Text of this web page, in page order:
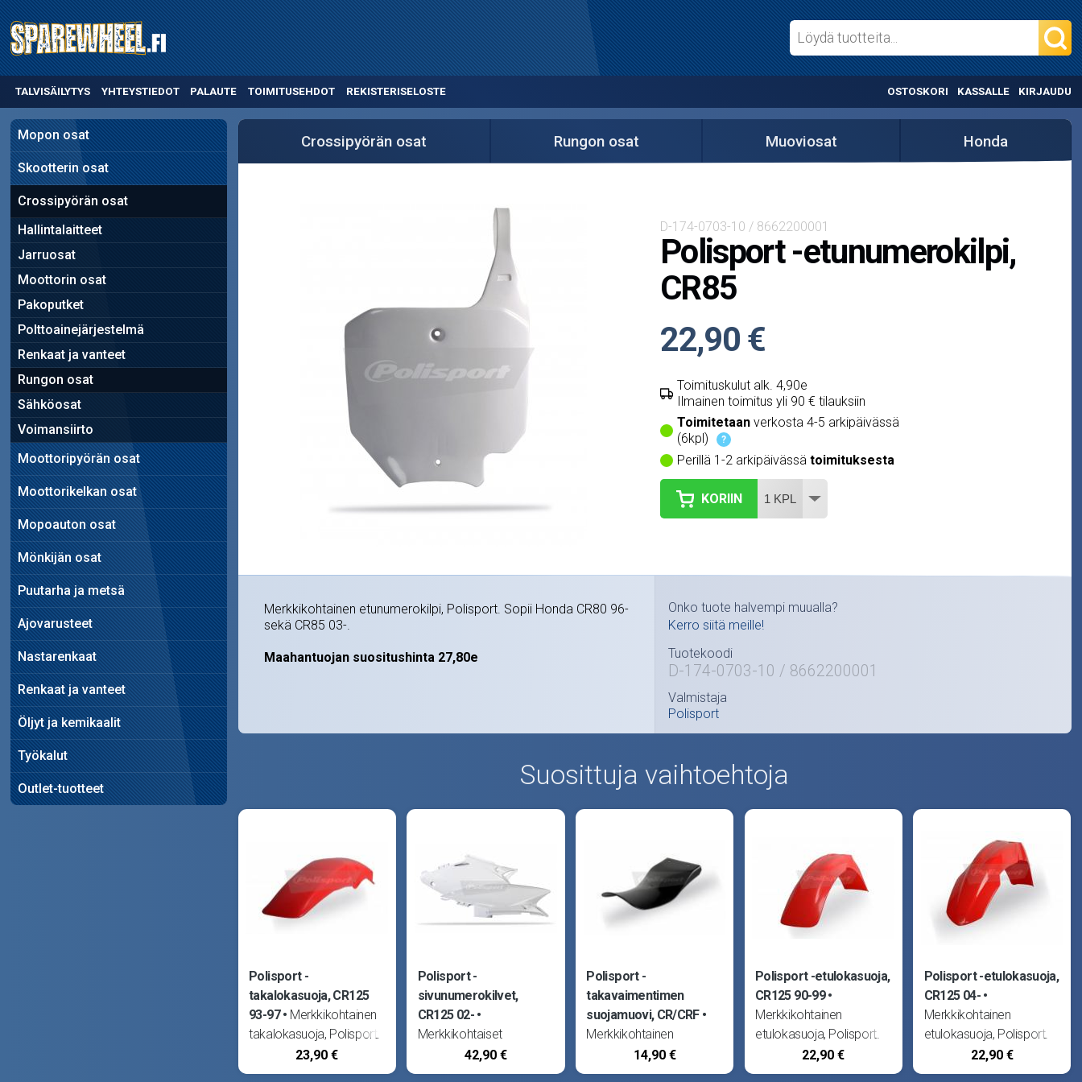
TALVISÄILYTYS YHTEYSTIEDOT PALAUTE TOIMITUSEHDOT REKISTERISELOSTE OSTOSKORI KASSALLE KIRJAUDU
Mopon osat
Skootterin osat
Crossipyörän osat
Hallintalaitteet
Jarruosat
Moottorin osat
Pakoputket
Polttoainejärjestelmä
Renkaat ja vanteet
Rungon osat
Sähköosat
Voimansiirto
Moottoripyörän osat
Moottorikelkan osat
Mopoauton osat
Mönkijän osat
Puutarha ja metsä
Ajovarusteet
Nastarenkaat
Renkaat ja vanteet
Öljyt ja kemikaalit
Työkalut
Outlet-tuotteet
Crossipyörän osat Rungon osat Muoviosat Honda
D-174-0703-10 / 8662200001
Polisport -etunumerokilpi,
CR85
22,90 €
Toimituskulut alk. 4,90e
Ilmainen toimitus yli 90 € tilauksiin
Toimitetaanverkosta 4-5 arkipäivässä
(6kpl)
?
Perillä 1-2 arkipäivässä toimituksesta
KORIIN
Merkkikohtainen etunumerokilpi, Polisport. Sopii Honda CR80 96-
sekä CR85 03-.
Maahantuojan suositushinta 27,80e
Onko tuote halvempi muualla?
Kerro siitä meille!
Tuotekoodi
D-174-0703-10 / 8662200001
Valmistaja
Polisport
Suosittuja vaihtoehtoja
Polisport -
takalokasuoja, CR125
93-97
Merkkikohtainen
takalokasuoja, Polisport.
Sopii Honda CR125 93-
97 sekä CR250 92-96.
23,90 €
Polisport -
sivunumerokilvet,
CR125 02-
Merkkikohtaiset
sivunumerokilvet,
Polisport. Sopii Honda
42,90 €
Polisport -
takavaimentimen
suojamuovi, CR/CRF
Merkkikohtainen
takaiskunvaimentimen
suojamuovi, Polisport.
14,90 €
Polisport -etulokasuoja,
CR125 90-99
Merkkikohtainen
etulokasuoja, Polisport.
Sopii Honda CR125 90-
99, CR250 90-99 sekä
22,90 €
Polisport -etulokasuoja,
CR125 04-
Merkkikohtainen
etulokasuoja, Polisport.
Sopii Honda CR125 04-,
CRF250 04-08, CRF250R
22,90 €